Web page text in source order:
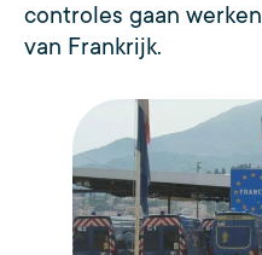
controles gaan
van Frankrijk.